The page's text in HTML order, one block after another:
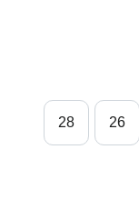
26
28